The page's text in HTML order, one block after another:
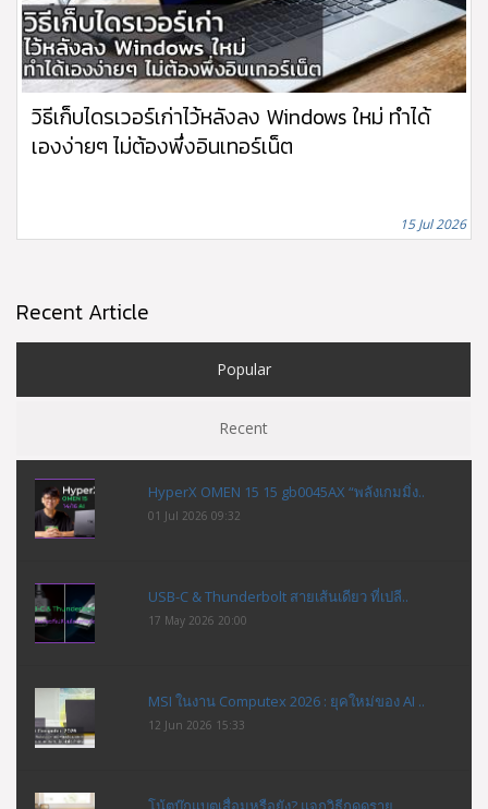
วิธีเก็บไดรเวอร์เก่าไว้หลังลง Windows ใหม่ ทำได้
เองง่ายๆ ไม่ต้องพึ่งอินเทอร์เน็ต
15 Jul 2026
Recent Article
Popular
Recent
HyperX OMEN 15 15 gb0045AX “พลังเกมมิ่ง..
01 Jul 2026 09:32
USB-C & Thunderbolt สายเส้นเดียว ที่เปลี..
17 May 2026 20:00
MSI ในงาน Computex 2026 : ยุคใหม่ของ AI ..
12 Jun 2026 15:33